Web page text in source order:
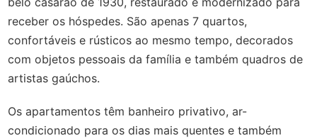
receber os hóspedes. São apenas 7 quartos,
confortáveis e rústicos ao mesmo tempo, decorados
com objetos pessoais da família e também quadros de
artistas gaúchos.
Os apartamentos têm banheiro privativo, ar-
condicionado para os dias mais quentes e também